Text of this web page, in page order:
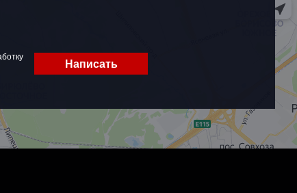
Написать